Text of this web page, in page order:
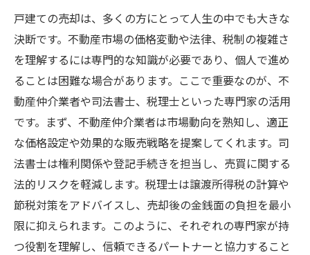
トラブル回避の秘訣：専門家活用で失敗しない
戸建て売却のまとめ
戸建て売却で失敗しないための専門家活用法と
は？7つのポイントを解説
安心して売却を進めるために：専門家と共に築
く成功ストーリー
戸建ての売却は、多くの方にとって人生の中でも大きな
決断です。不動産市場の価格変動や法律、税制の複雑さ
を理解するには専門的な知識が必要であり、個人で進め
ることは困難な場合があります。ここで重要なのが、不
動産仲介業者や司法書士、税理士といった専門家の活用
です。まず、不動産仲介業者は市場動向を熟知し、適正
な価格設定や効果的な販売戦略を提案してくれます。司
法書士は権利関係や登記手続きを担当し、売買に関する
法的リスクを軽減します。税理士は譲渡所得税の計算や
節税対策をアドバイスし、売却後の金銭面の負担を最小
限に抑えられます。このように、それぞれの専門家が持
つ役割を理解し、信頼できるパートナーと協力すること